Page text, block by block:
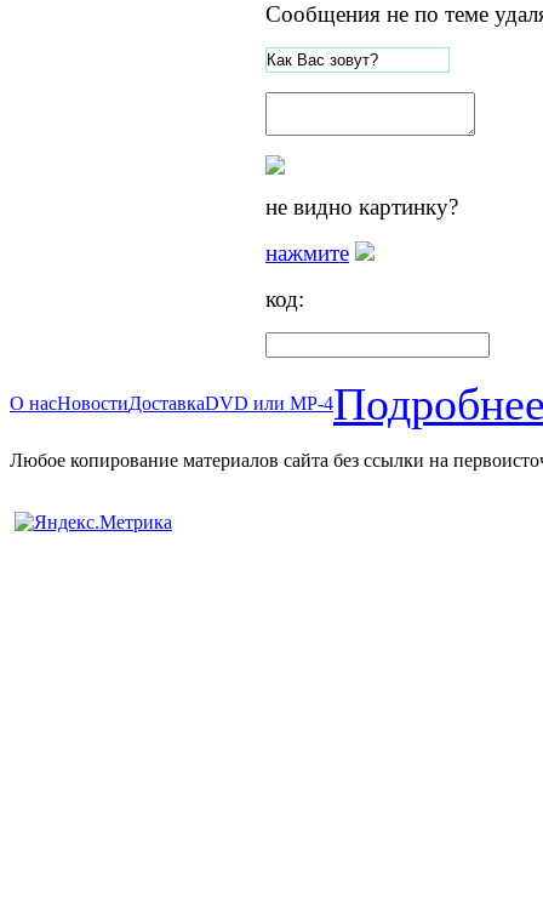
Сообщения не по теме
не видно картинку?
нажмите
код:
О насНовостиДоставкаDVD или MP-4
Любое копирование материалов сайта без ссылки на